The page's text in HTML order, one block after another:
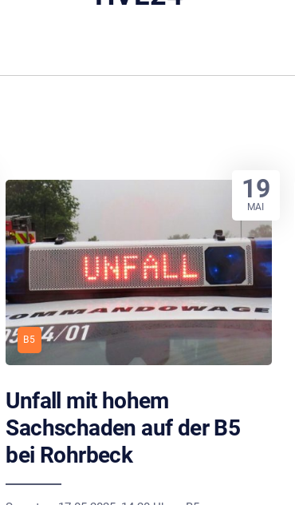
B5
Unfall mit hohem
Sachschaden auf der B5
bei Rohrbeck
19
MAI